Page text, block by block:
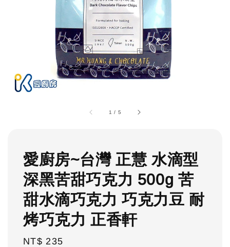
1 / 5
愛廚房~台灣 正慧 水滴型
深黑苦甜巧克力 500g 苦
甜水滴巧克力 巧克力豆 耐
烤巧克力 正香軒
Regular
NT$ 235